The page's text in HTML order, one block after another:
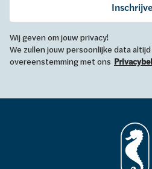
Wij geven om jouw privacy!
We zullen jouw persoonlijke data
overeenstemming met ons